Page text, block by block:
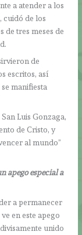
a atender a los
cuidó de los
de tres meses de
de
escritos, así
manifiesta
Luis Gonzaga,
de Cristo, y
al mundo”
apego especial a
a permanecer
en este apego
unido